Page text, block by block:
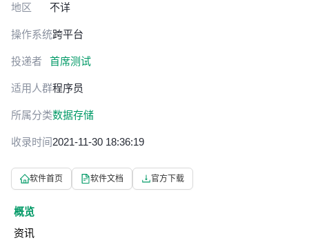
地区 不详
操作系统跨平台
投递者 首席测试
适用人群程序员
所属分类数据存储
收录时间2021-11-30 18:36:19
软件首页 软件文档 官方下载
概览
资讯